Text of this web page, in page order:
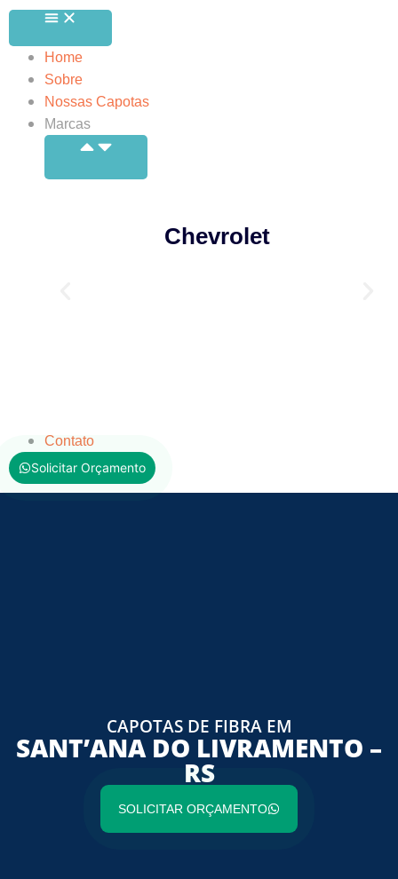
Home
Sobre
Nossas Capotas
Marcas
Chevrolet
Contato
Solicitar Orçamento
CAPOTAS DE FIBRA EM
SANT’ANA DO LIVRAMENTO –
RS
SOLICITAR ORÇAMENTO